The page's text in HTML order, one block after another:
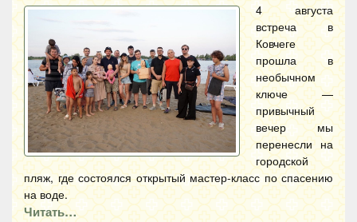
4 августа
встреча в
Ковчеге
прошла в
необычном
ключе —
привычный
вечер мы
перенесли на
городской
пляж, где состоялся открытый мастер-класс по спасению
на воде.
Читать…